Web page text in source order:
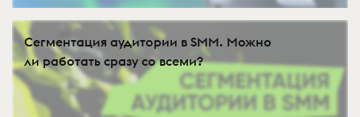
Сегментация аудитории в SMM. Можно
ли работать сразу со всеми?